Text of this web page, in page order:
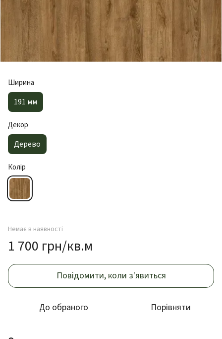
Ширина
191 мм
Декор
Дерево
Колір
Немає в наявності
1 700 грн/кв.м
Повідомити, коли з'явиться
До обраного Порівняти